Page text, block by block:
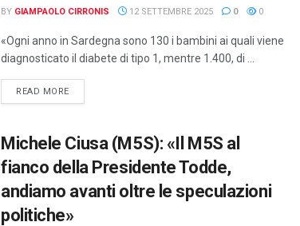
BY GIAMPAOLO CIRRONIS 12 SETTEMBRE 2025 0 0
«Ogni anno in Sardegna sono 130 i bambini ai quali viene
diagnosticato il diabete di tipo 1, mentre 1.400, di ...
READ MOREDETAILS
Michele Ciusa (M5S): «Il M5S al
fianco della Presidente Todde,
andiamo avanti oltre le speculazioni
politiche»